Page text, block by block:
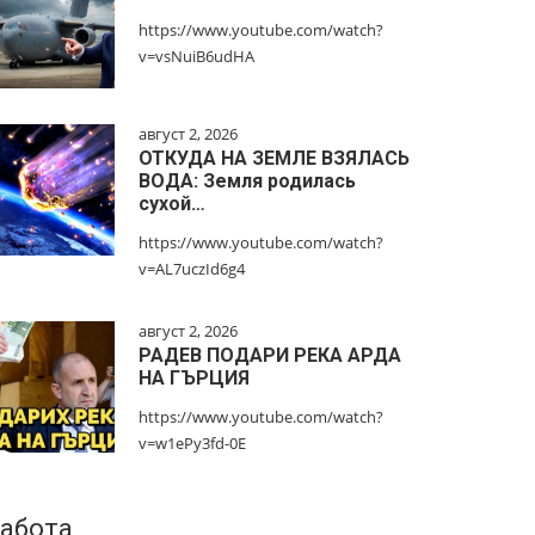
https://www.youtube.com/watch?
v=vsNuiB6udHA
август 2, 2026
ОТКУДА НА ЗЕМЛЕ ВЗЯЛАСЬ
ВОДА: Земля родилась
сухой…
https://www.youtube.com/watch?
v=AL7uczId6g4
август 2, 2026
РАДЕВ ПОДАРИ РЕКА АРДА
НА ГЪРЦИЯ
https://www.youtube.com/watch?
v=w1ePy3fd-0E